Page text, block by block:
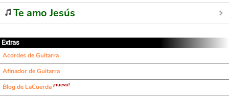
Te amo Jesús
Extras
Acordes de Guitarra
Afinador de Guitarra
Blog de LaCuerda ¡nuevo!